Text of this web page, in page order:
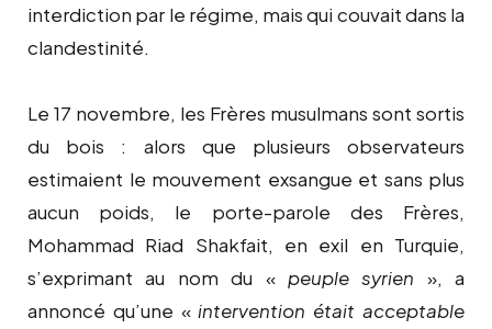
interdiction par le régime, mais qui couvait dans la
clandestinité.
Le 17 novembre, les Frères musulmans sont sortis
du bois : alors que plusieurs observateurs
estimaient le mouvement exsangue et sans plus
aucun poids, le porte-parole des Frères,
Mohammad Riad Shakfait, en exil en Turquie,
s’exprimant au nom du « peuple syrien », a
annoncé qu’une «intervention était acceptable